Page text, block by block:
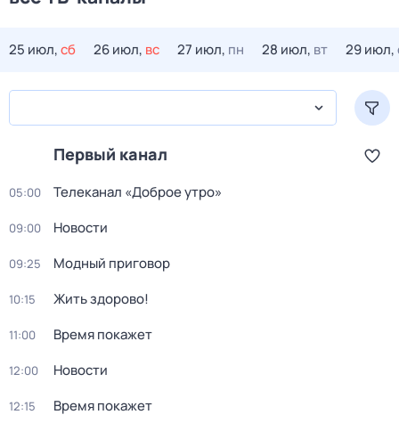
25 июл,сб 26 июл, вс 27 июл, пн 28 июл, вт 29 июл,
Первый канал
05:00 Телеканал «Доброе утро»
09:00 Новости
09:25 Модный приговор
10:15 Жить здорово!
11:00 Время покажет
12:00 Новости
12:15 Время покажет